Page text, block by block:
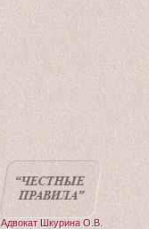
Адвокат Шкурина О.В.